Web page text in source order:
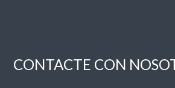
CONTACTE CON